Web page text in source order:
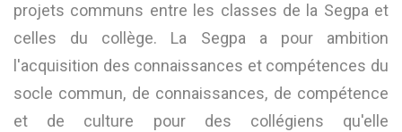
projets communs entre les classes de la Segpa et
celles du collège. La Segpa a pour ambition
l'acquisition des connaissances et compétences du
socle commun, de connaissances, de compétence
et de culture pour des collégiens qu'elle